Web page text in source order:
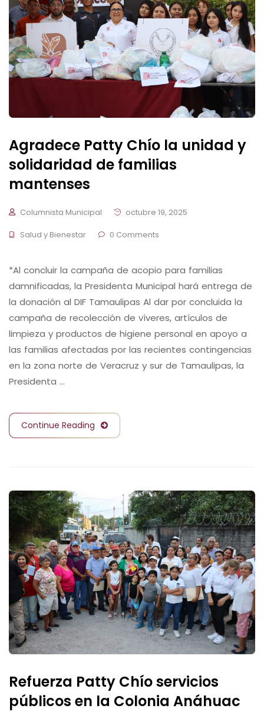
Agradece Patty Chío la unidad y
solidaridad de familias
mantenses
Columnista Municipal
octubre 19, 2025
Salud y Bienestar
0 Comments
*Al concluir la campaña de acopio para familias
damnificadas, la Presidenta Municipal hará entrega de
la donación al DIF Tamaulipas Al dar por concluida la
campaña de recolección de víveres, artículos de
limpieza y productos de higiene personal en apoyo a
las familias afectadas por las recientes contingencias
en la zona norte de Veracruz y sur de Tamaulipas, la
Presidenta …
Continue Reading
Refuerza Patty Chío servicios
públicos en la Colonia Anáhuac